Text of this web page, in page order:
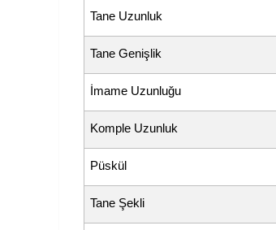
Tane Uzunluk
Tane Genişlik
İmame Uzunluğu
Komple Uzunluk
Püskül
Tane Şekli